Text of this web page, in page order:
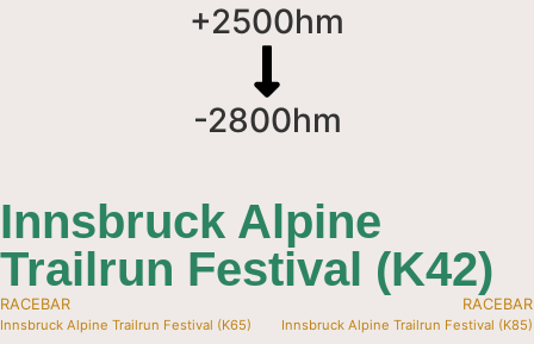
+2500hm
-2800hm
Innsbruck Alpine
Trailrun Festival (K42)
RACEBAR
Innsbruck Alpine Trailrun Festival (K65)
RACEBAR
Innsbruck Alpine Trailrun Festival (K85)